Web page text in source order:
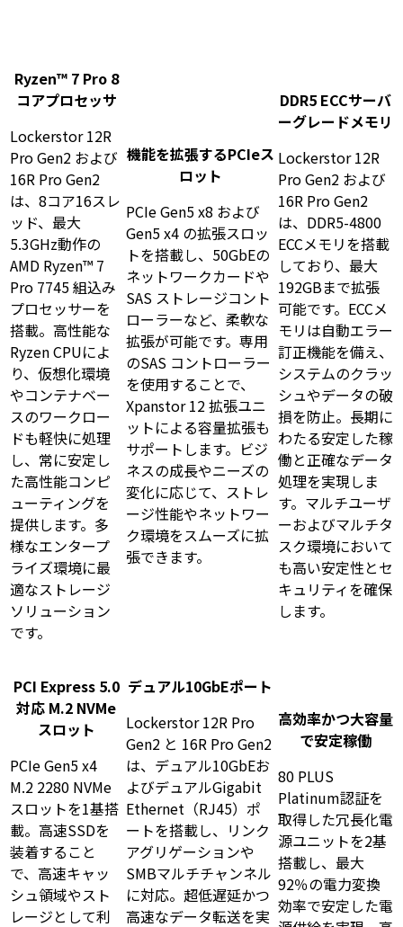
Ryzen™ 7 Pro 8
コアプロセッサ
Lockerstor 12R
Pro Gen2 および
16R Pro Gen2
は、8コア16スレ
ッド、最大
5.3GHz動作の
AMD Ryzen™ 7
Pro 7745 組込み
プロセッサーを
搭載。高性能な
Ryzen CPUによ
り、仮想化環境
やコンテナベー
スのワークロー
ドも軽快に処理
し、常に安定し
た高性能コンピ
ューティングを
提供します。多
様なエンタープ
ライズ環境に最
適なストレージ
ソリューション
です。
機能を拡張するPCIeス
ロット
PCIe Gen5 x8 および
Gen5 x4 の拡張スロッ
トを搭載し、50GbEの
ネットワークカードや
SAS ストレージコント
ローラーなど、柔軟な
拡張が可能です。専用
のSAS コントローラー
を使用することで、
Xpanstor 12 拡張ユニ
ットによる容量拡張も
サポートします。ビジ
ネスの成長やニーズの
変化に応じて、ストレ
ージ性能やネットワー
ク環境をスムーズに拡
張できます。
DDR5 ECCサーバ
ーグレードメモリ
Lockerstor 12R
Pro Gen2 および
16R Pro Gen2
は、DDR5-4800
ECCメモリを搭載
しており、最大
192GBまで拡張
可能です。ECCメ
モリは自動エラー
訂正機能を備え、
システムのクラッ
シュやデータの破
損を防止。長期に
わたる安定した稼
働と正確なデータ
処理を実現しま
す。マルチユーザ
ーおよびマルチタ
スク環境において
も高い安定性とセ
キュリティを確保
します。
PCI Express 5.0
対応 M.2 NVMe
スロット
PCIe Gen5 x4
M.2 2280 NVMe
スロットを1基搭
載。高速SSDを
装着すること
で、高速キャッ
シュ領域やスト
レージとして利
デュアル10GbEポート
Lockerstor 12R Pro
Gen2 と 16R Pro Gen2
は、デュアル10GbEお
よびデュアルGigabit
Ethernet（RJ45）ポ
ートを搭載し、リンク
アグリゲーションや
SMBマルチチャンネル
に対応。超低遅延かつ
高速なデータ転送を実
高効率かつ大容量
で安定稼働
80 PLUS
Platinum認証を
取得した冗長化電
源ユニットを2基
搭載し、最大
92％の電力変換
効率で安定した電